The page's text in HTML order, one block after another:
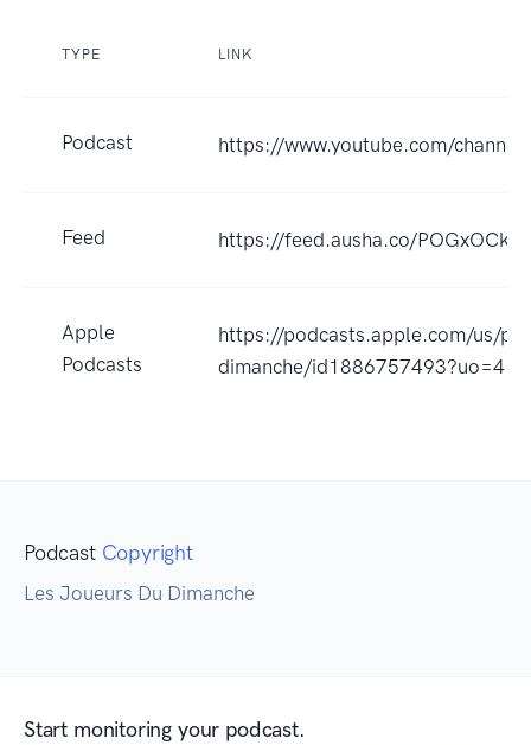
TYPE LINK
Podcast https://www.youtube.com/
Feed https://feed.ausha.co/
Apple
Podcasts
https://podcasts.apple.com/us/
dimanche/id1886757493?uo=4
Podcast Copyright
Les Joueurs Du Dimanche
Start monitoring your podcast.